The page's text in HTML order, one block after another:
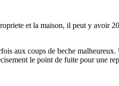
et la maison, il peut y avoir
aux coups de beche malheureux.
le point de fuite pour une